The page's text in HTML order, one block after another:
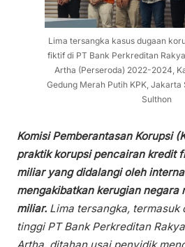
Lima tersangka kasus dugaan
fiktif di PT Bank Perkreditan
Artha (Perseroda) 2022-2024,
Gedung Merah Putih KPK, Jakarta
Sulthon
Komisi Pemberantasan Korupsi
praktik korupsi pencairan kredit
miliar yang didalangi oleh
mengakibatkan kerugian negara
miliar. Lima tersangka, termasuk
tinggi PT Bank Perkreditan